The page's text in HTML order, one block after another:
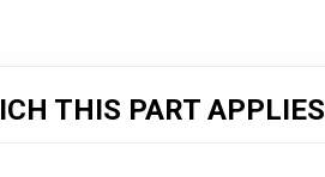
THIS PART APPLIES